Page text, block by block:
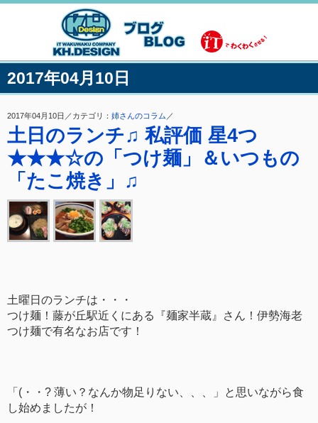
2017年04月10日
2017年04月10日／カテゴリ： 姉さんのコラム ／
土日のランチ♫ 私評価 星4つ
★★★☆の「つけ麺」＆いつもの
「たこ焼き」♫
土曜日のランチは・・・
つけ麺！藤が丘駅近くにある『麺家半蔵』さん！伊勢海老
つけ麺で有名なお店です！
「(・・? 薄い？なんか物足りない、、、」と思いながら食
し始めましたが！